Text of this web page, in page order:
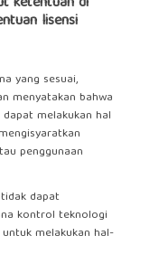
lisensi
yang sesuai,
menyatakan bahwa
melakukan hal
penggunaan
dapat
kontrol teknologi
melakukan hal-